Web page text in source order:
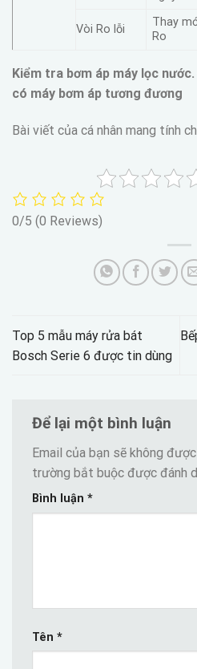
Vòi Ro lỗi
Thay
Ro
Kiểm tra bơm áp máy lọc
có máy bơm áp tương đương
Bài viết của cá nhân mang tính
0/5 (0 Reviews)
Top 5 mẫu máy rửa bát
Bosch Serie 6 được tin dùng
Để lại một bình luận
Email của bạn sẽ không
trường bắt buộc được đánh
Bình luận *
Tên *